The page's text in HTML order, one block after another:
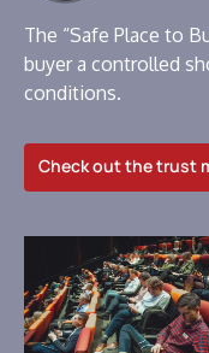
The “Safe Place to
buyer a controlled
conditions.
Check out the trust